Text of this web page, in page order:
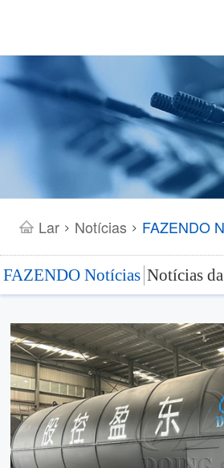
Lar> Notícias > FAZENDO
FAZENDO Notícias Notícias